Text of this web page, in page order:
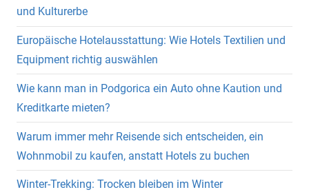
und Kulturerbe
Europäische Hotelausstattung: Wie Hotels Textilien und
Equipment richtig auswählen
Wie kann man in Podgorica ein Auto ohne Kaution und
Kreditkarte mieten?
Warum immer mehr Reisende sich entscheiden, ein
Wohnmobil zu kaufen, anstatt Hotels zu buchen
Winter-Trekking: Trocken bleiben im Winter